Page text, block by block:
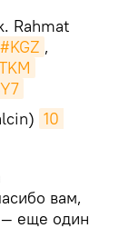
Rahmat
#KGZ ,
10
вам,
еще один